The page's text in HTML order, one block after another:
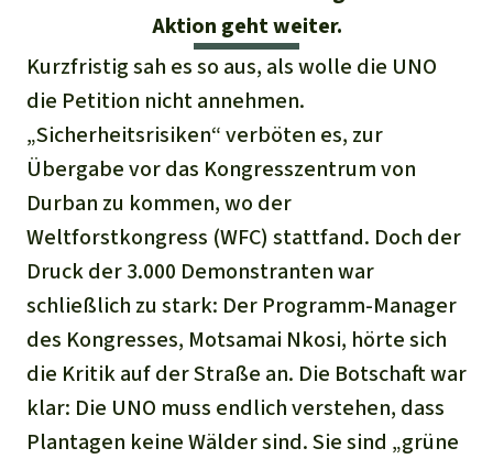
Alle News
Kids
Newsletter­anmeldung
Der Regenwald
Klima
Biodiversität
Schutzgebiete
Palmöl
Biokraftstoff
Tropenholz
Regenwald Report
Aktuelle Ausgabe
01/2026
04/2025
03/2025
02/2025
01/2025
Shop
Überuns
Der Verein
40 Jahre Vereins­geschichte
Häufige Fragen
Jahresberichte
Stiftung
Medien
Presse
Presse-Echo
Widget einbinden
Banner einbinden
Suche
Deutsch
English
Español
Français
Testament
SpendenkontoRettet den
Regenwald e. V.
DE114306 0967 2025
GENODEM1GLS
GLS Bank
IBAN kopieren
Spenden für ein Thema
Tierschutz
Spenden für eine Region
Aktion geht weiter.
Kurzfristig sah es so aus, als wolle die UNO
die Petition nicht annehmen.
„Sicherheitsrisiken“ verböten es, zur
Übergabe vor das Kongresszentrum von
Durban zu kommen, wo der
Weltforstkongress (WFC) stattfand. Doch der
Druck der 3.000 Demonstranten war
schließlich zu stark: Der Programm-Manager
des Kongresses, Motsamai Nkosi, hörte sich
die Kritik auf der Straße an. Die Botschaft war
klar: Die UNO muss endlich verstehen, dass
Plantagen keine Wälder sind. Sie sind „grüne